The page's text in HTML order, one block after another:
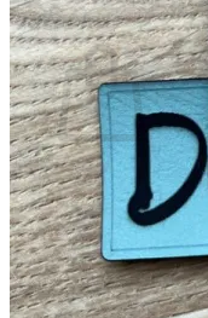
0
Warenkorb
Es befinden sich
Zurück zum Shop